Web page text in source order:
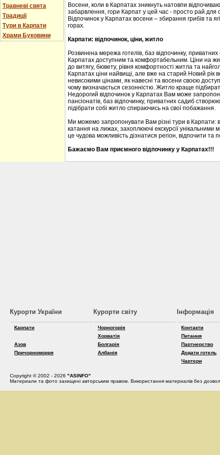
Травневі свята
Традиції
Тури в Карпати
Храми Буковини
Восени, коли в Карпатах зникнуть натовпи
забарвлення, гори Карпат у цей час - просто рай
Відпочинок у Карпатах восени – збирання грибів та
горах.
Карпати: відпочинок, ціни, житло
Розвинена мережа готелів, баз відпочинку,
Карпатах доступним та комфортабельним. Ціни на
до витягу, бювету, рівня комфортності житла та
Карпатах ціни найвищі, але вже на старий Новий рік
невисокими цінами, як навесні та восени своєю
чому визначається сезонністю. Житло краще
Недорогий відпочинок у Карпатах Вам може
пансіонатів, баз відпочинку, приватних садиб
підібрати собі житло спираючись на свої побажання.
Ми можемо запропонувати Вам різні тури в Карпати:
катання на лижах, захоплюючі екскурсії
це чудова можливість дізнатися регіон, відпочити та
Бажаємо Вам приємного відпочинку у Карпатах!!!
Курорти України
Карпати
Азов
Причорноморря
Курорти світу
Чорногорія
Хорватія
Болгарія
Албанія
Інформація
Контакти
Питання
Партнерство
Додати готель
Чартери
Copyright © 2002 - 2026 "ASINFO"
Материали та фото захищені авторським правом. Використання материалів без